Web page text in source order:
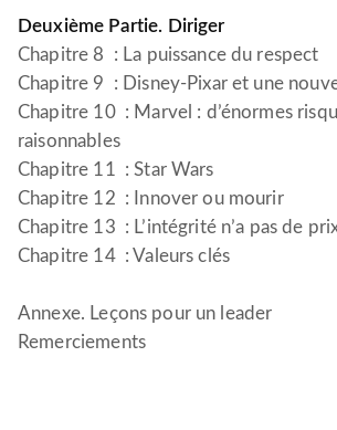
Deuxième Partie. Diriger
Chapitre 8 : La puissance du respect
Chapitre 9 : Disney-Pixar et une
Chapitre 10 : Marvel : d’énormes
raisonnables
Chapitre 11 : Star Wars
Chapitre 12 : Innover ou mourir
Chapitre 13 : L’intégrité n’a pas de
Chapitre 14 : Valeurs clés
Annexe. Leçons pour un leader
Remerciements